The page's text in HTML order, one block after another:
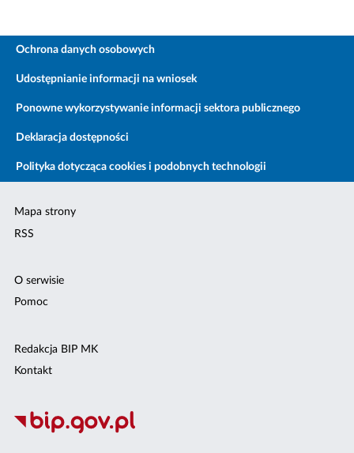
Ochrona danych osobowych
Udostępnianie informacji na wniosek
Ponowne wykorzystywanie informacji sektora publicznego
Deklaracja dostępności
Polityka dotycząca cookies i podobnych technologii
Mapa strony
RSS
O serwisie
Pomoc
Redakcja BIP MK
Kontakt